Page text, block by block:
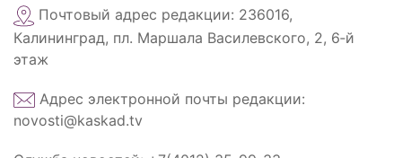
Почтовый адрес редакции: 236016,
Калининград, пл. Маршала Василевского, 2, 6‑й
этаж
Адрес электронной почты редакции:
novosti@kaskad.tv